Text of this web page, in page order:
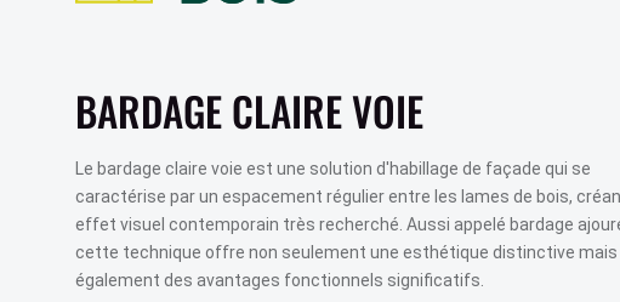
BARDAGE ACCOYA
BARDAGE BOIS
BARDAGE SIVALBP
BARDAGE TRESPA
BARDAGE ROCKPANEL
BARDAGE EQUITONE
TERRASSE ACCOYA
TERRASSE EN BOIS
TERRASSE COMPOSITE
TERRASSE GRAD
SIMULATEUR
TERRASSE
BARDAGE CLAIRE VOIE
Le bardage claire voie est une solution d'habillage de façade qui se
caractérise par un espacement régulier entre les lames de bois,
effet visuel contemporain très recherché. Aussi appelé bardage
cette technique offre non seulement une esthétique distinctive mais
également des avantages fonctionnels significatifs.